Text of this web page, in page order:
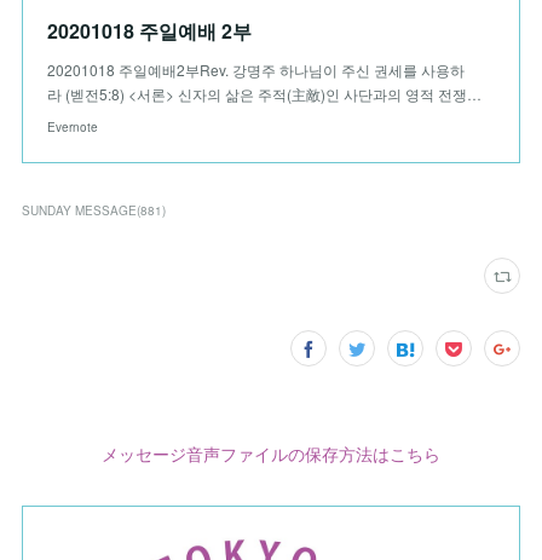
20201018 주일예배 2부
20201018 주일예배2부Rev. 강명주 하나님이 주신 권세를 사용하
라 (벧전5:8) <서론> 신자의 삶은 주적(主敵)인 사단과의 영적 전쟁…
Evernote
SUNDAY MESSAGE(881)
メッセージ音声ファイルの保存方法はこちら